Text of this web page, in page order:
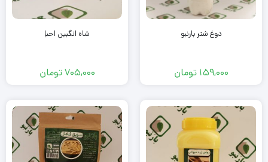
دوغ شتر بارنبو
159,000 تومان
شاه انگبین احیا
705,000تومان